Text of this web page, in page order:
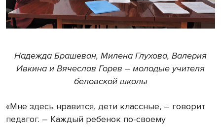
Надежда Брашеван, Милена Глухова, Валерия
Ивкина и Вячеслав Горев – молодые учителя
беловской школы
«Мне здесь нравится, дети классные, – говорит
педагог. – Каждый ребенок по-своему